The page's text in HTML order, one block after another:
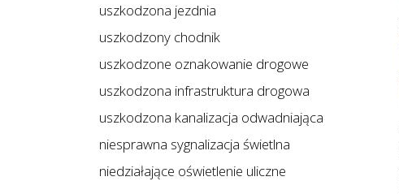
uszkodzona jezdnia
uszkodzony chodnik
uszkodzone oznakowanie drogowe
uszkodzona infrastruktura drogowa
uszkodzona kanalizacja odwadniająca
niesprawna sygnalizacja świetlna
niedziałające oświetlenie uliczne